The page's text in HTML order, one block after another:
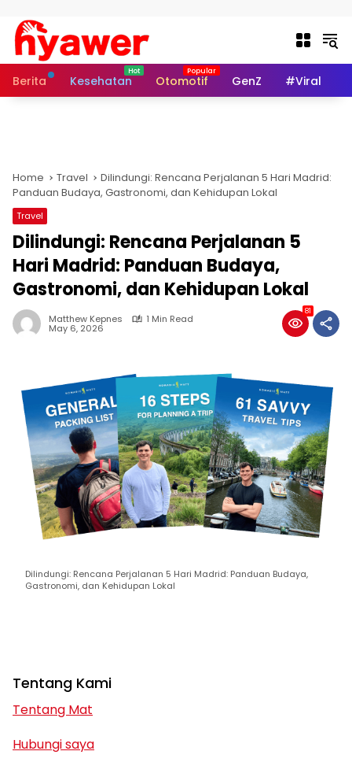
Berita Kesehatan Otomotif GenZ #Viral
Home Travel
Dilindungi: Rencana Perjalanan 5 Hari Madrid:
Panduan Budaya, Gastronomi, dan Kehidupan Lokal
Travel
Dilindungi: Rencana Perjalanan 5
Hari Madrid: Panduan Budaya,
Gastronomi, dan Kehidupan Lokal
Matthew Kepnes 1 Min Read
May 6, 2026
81
Dilindungi: Rencana Perjalanan 5 Hari Madrid: Panduan Budaya,
Gastronomi, dan Kehidupan Lokal
Tentang Kami
Tentang Mat
Hubungi saya